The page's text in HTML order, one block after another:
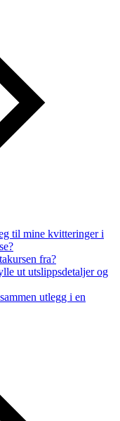
til mine kvitteringer i
fra?
ut utslippsdetaljer og
utlegg i en